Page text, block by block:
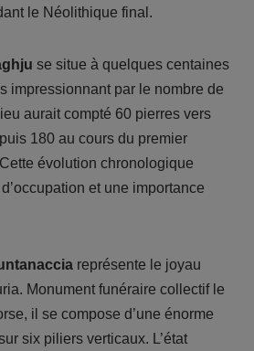
le Néolithique final.
se situe à quelques centaines
impressionnant par le nombre de
aurait compté 60 pierres vers
180 au cours du premier
évolution chronologique
et une importance
représente le joyau
Monument funéraire collectif le
il se compose d’une énorme
six piliers verticaux. L’état